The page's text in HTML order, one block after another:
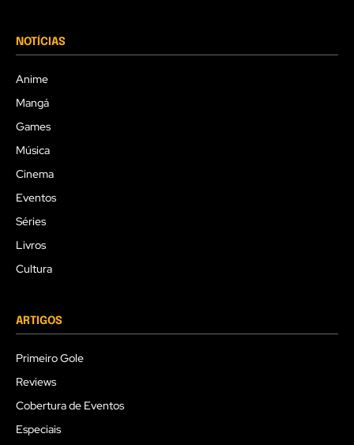
NOTÍCIAS
Anime
Mangá
Games
Música
Cinema
Eventos
Séries
Livros
Cultura
ARTIGOS
Primeiro Gole
Reviews
Cobertura de Eventos
Especiais